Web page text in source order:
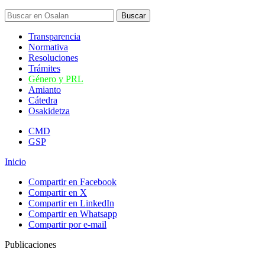
Transparencia
Normativa
Resoluciones
Trámites
Género y PRL
Amianto
Cátedra
Osakidetza
CMD
GSP
Inicio
Compartir en Facebook
Compartir en X
Compartir en LinkedIn
Compartir en Whatsapp
Compartir por e-mail
Publicaciones